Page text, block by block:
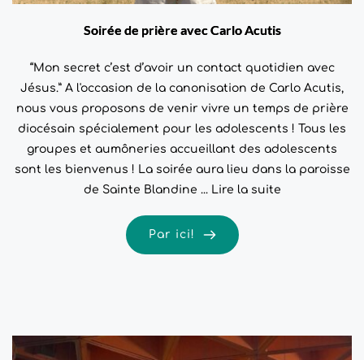
Soirée de prière avec Carlo Acutis
“Mon secret c’est d’avoir un contact quotidien avec
Jésus.” A l'occasion de la canonisation de Carlo Acutis,
nous vous proposons de venir vivre un temps de prière
diocésain spécialement pour les adolescents ! Tous les
groupes et aumôneries accueillant des adolescents
sont les bienvenus ! La soirée aura lieu dans la paroisse
de Sainte Blandine ... Lire la suite
Par ici!